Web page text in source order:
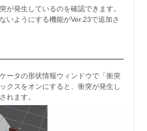
が発生しているのを確認できます。
いようにする機能がVer.23で追加さ
ータの形状情報ウィンドウで「衝突
クスをオンにすると、衝突が発生し
れます。